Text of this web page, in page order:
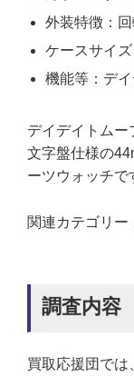
外装特徴：
ケースサイ
機能等：デイ
デイデイトムー
文字盤仕様の
ーツウォッチで
関連カテゴリー
調査内容
買取応援団では